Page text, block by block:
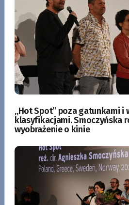
„Hot Spot” poza gatunkami i
klasyfikacjami. Smoczyńska
wyobrażenie o kinie